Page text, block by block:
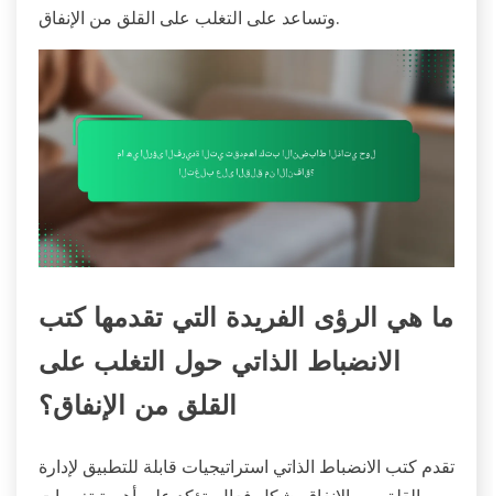
وتساعد على التغلب على القلق من الإنفاق.
ما هي الرؤى الفريدة التي تقدمها كتب
الانضباط الذاتي حول التغلب على
القلق من الإنفاق؟
تقدم كتب الانضباط الذاتي استراتيجيات قابلة للتطبيق لإدارة